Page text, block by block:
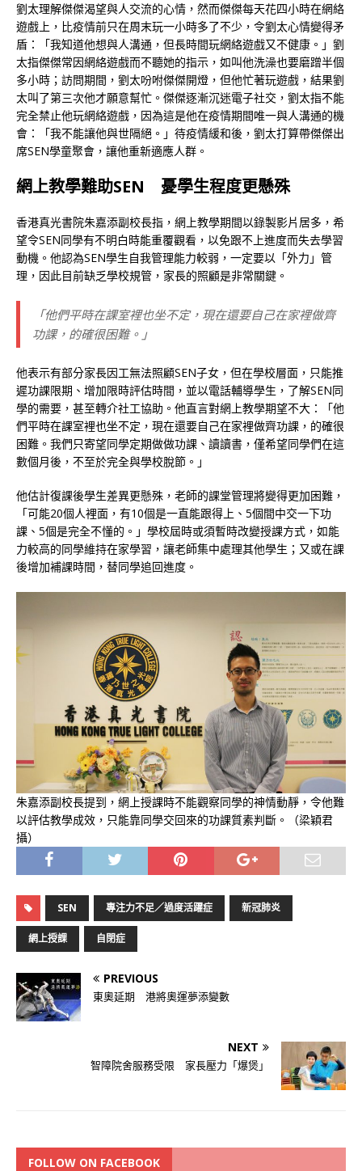
劉太理解傑傑渴望與人交流的心情，然而傑傑每天花四小時在網絡
遊戲上，比疫情前只在周末玩一小時多了不少，令劉太心情變得矛
盾：「我知道他想與人溝通，但長時間玩網絡遊戲又不健康。」劉
太指傑傑常因網絡遊戲而不聽她的指示，如叫他洗澡也要磨蹭半個
多小時；訪問期間，劉太吩咐傑傑開燈，但他忙著玩遊戲，結果劉
太叫了第三次他才願意幫忙。傑傑逐漸沉迷電子社交，劉太指不能
完全禁止他玩網絡遊戲，因為這是他在疫情期間唯一與人溝通的機
會：「我不能讓他與世隔絕。」待疫情緩和後，劉太打算帶傑傑出
席SEN學童聚會，讓他重新適應人群。
網上教學難助SEN 憂學生程度更懸殊
香港真光書院朱嘉添副校長指，網上教學期間以錄製影片居多，希
望令SEN同學有不明白時能重覆觀看，以免跟不上進度而失去學習
動機。他認為SEN學生自我管理能力較弱，一定要以「外力」管
理，因此目前缺乏學校規管，家長的照顧是非常關鍵。
「他們平時在課室裡也坐不定，現在還要自己在家裡做齊
功課，的確很困難。」
他表示有部分家長因工無法照顧SEN子女，但在學校層面，只能推
遲功課限期、增加限時評估時間，並以電話輔導學生，了解SEN同
學的需要，甚至轉介社工協助。他直言對網上教學期望不大：「他
們平時在課室裡也坐不定，現在還要自己在家裡做齊功課，的確很
困難。我們只寄望同學定期做做功課、讀讀書，僅希望同學們在這
數個月後，不至於完全與學校脫節。」
他估計復課後學生差異更懸殊，老師的課堂管理將變得更加困難，
「可能20個人裡面，有10個是一直能跟得上、5個間中交一下功
課、5個是完全不懂的。」學校屆時或須暫時改變授課方式，如能
力較高的同學維持在家學習，讓老師集中處理其他學生；又或在課
後增加補課時間，替同學追回進度。
朱嘉添副校長提到，網上授課時不能觀察同學的神情動靜，令他難
以評估教學成效，只能靠同學交回來的功課質素判斷。（梁穎君
攝）
SEN 專注力不足／過度活躍症 新冠肺炎
網上授課 自閉症
PREVIOUS
東奧延期 港將奧運夢添變數
NEXT
智障院舍服務受限 家長壓力「爆煲」
FOLLOW ON FACEBOOK